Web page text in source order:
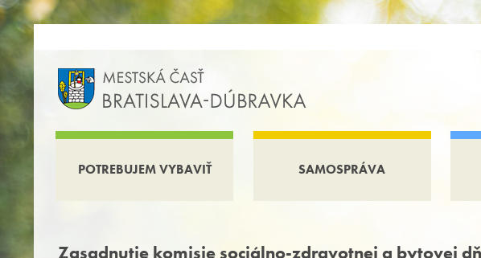
POTREBUJEM VYBAVIŤ SAMOSPRÁVA
Zasadnutie komisie sociálno-zdravotnej a bytovej